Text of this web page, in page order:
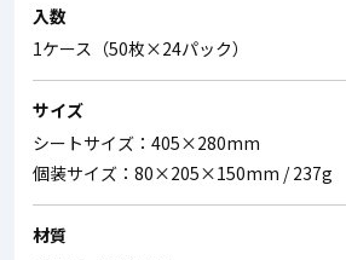
入数
1ケース（50枚×24パック）
サイズ
シートサイズ：405×280mm
個装サイズ：80×205×150mm / 237g
材質